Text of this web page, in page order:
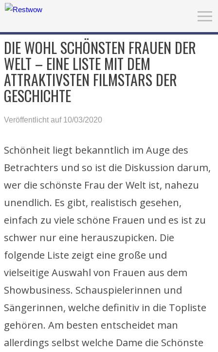
DIE WOHL SCHÖNSTEN FRAUEN DER
WELT – EINE LISTE MIT DEM
ATTRAKTIVSTEN FILMSTARS DER
GESCHICHTE
Veröffentlicht auf 10/03/2020
Schönheit liegt bekanntlich im Auge des
Betrachters und so ist die Diskussion darum,
wer die schönste Frau der Welt ist, nahezu
unendlich. Es gibt, realistisch gesehen,
einfach zu viele schöne Frauen und es ist zu
schwer nur eine herauszupicken. Die
folgende Liste zeigt eine große und
vielseitige Auswahl von Frauen aus dem
Showbusiness. Schauspielerinnen und
Sängerinnen, welche definitiv in die Topliste
gehören. Am besten entscheidet man
allerdings selbst welche Dame die Schönste